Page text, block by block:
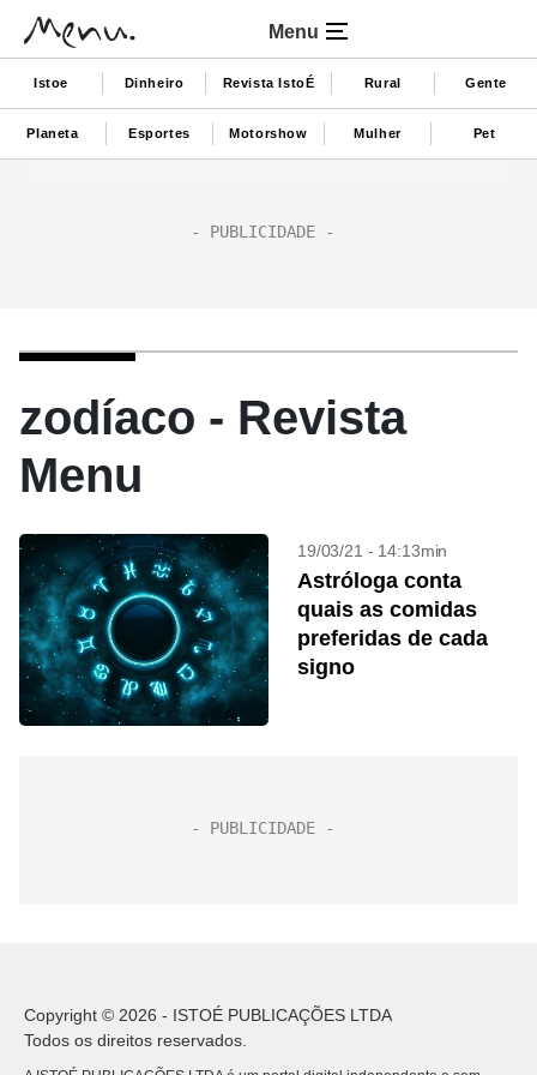
Menu
Istoe Dinheiro Revista IstoÉ Rural Gente
Planeta Esportes Motorshow Mulher Pet
zodíaco - Revista
Menu
19/03/21 - 14:13min
Astróloga conta
quais as comidas
preferidas de cada
signo
Copyright © 2026 - ISTOÉ PUBLICAÇÕES LTDA
Todos os direitos reservados.